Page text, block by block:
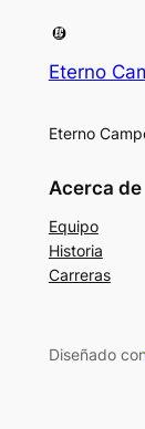
Eterno
Eterno
Acerca de
Equipo
Historia
Carreras
Diseñado con